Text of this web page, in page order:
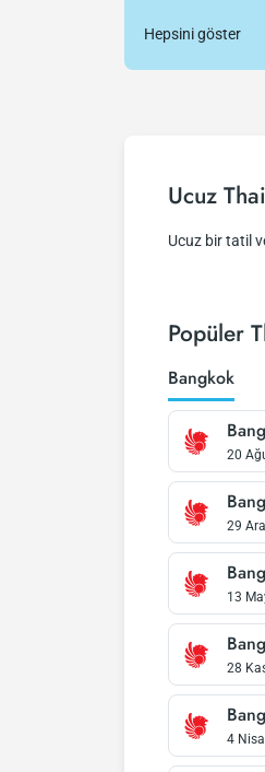
Hepsini göster
Ucuz
Ucuz bir tatil
Popüler
Bangkok
20
29
13
28
4